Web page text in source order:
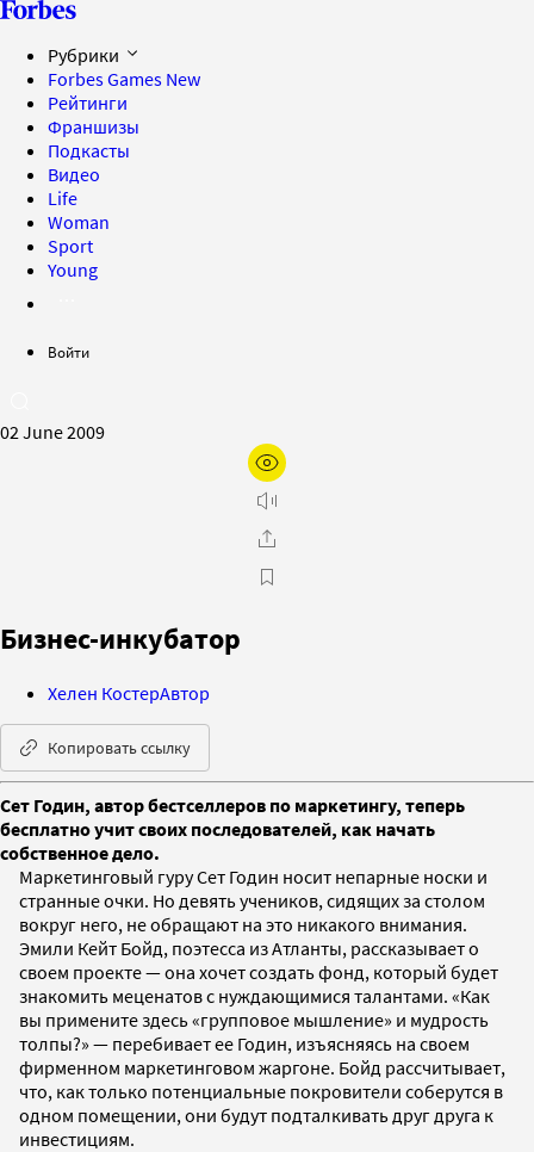
Рубрики
Forbes Games New
Рейтинги
Франшизы
Подкасты
Видео
Life
Woman
Sport
Young
Войти
02 June 2009
Бизнес-инкубатор
Хелен КостерАвтор
Копировать ссылку
Сет Годин, автор бестселлеров по маркетингу, теперь
бесплатно учит своих последователей, как начать
собственное дело.
Маркетинговый гуру Сет Годин носит непарные носки и
странные очки. Но девять учеников, сидящих за столом
вокруг него, не обращают на это никакого внимания.
Эмили Кейт Бойд, поэтесса из Атланты, рассказывает о
своем проекте — она хочет создать фонд, который будет
знакомить меценатов с нуждающимися талантами. «Как
вы примените здесь «групповое мышление» и мудрость
толпы?» — перебивает ее Годин, изъясняясь на своем
фирменном маркетинговом жаргоне. Бойд рассчитывает,
что, как только потенциальные покровители соберутся в
одном помещении, они будут подталкивать друг друга к
инвестициям.